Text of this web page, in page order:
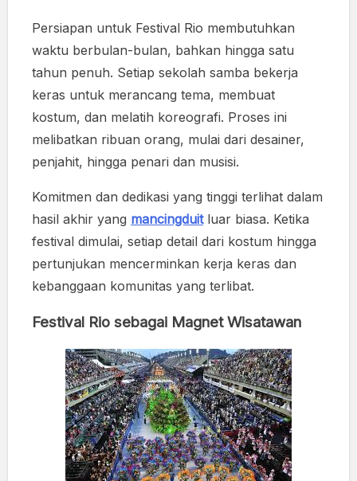
Persiapan untuk Festival Rio membutuhkan
waktu berbulan-bulan, bahkan hingga satu
tahun penuh. Setiap sekolah samba bekerja
keras untuk merancang tema, membuat
kostum, dan melatih koreografi. Proses ini
melibatkan ribuan orang, mulai dari desainer,
penjahit, hingga penari dan musisi.
Komitmen dan dedikasi yang tinggi terlihat dalam
hasil akhir yang mancingduitluar biasa. Ketika
festival dimulai, setiap detail dari kostum hingga
pertunjukan mencerminkan kerja keras dan
kebanggaan komunitas yang terlibat.
Festival Rio sebagai Magnet Wisatawan